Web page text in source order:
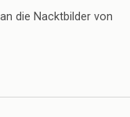
die Nacktbilder von